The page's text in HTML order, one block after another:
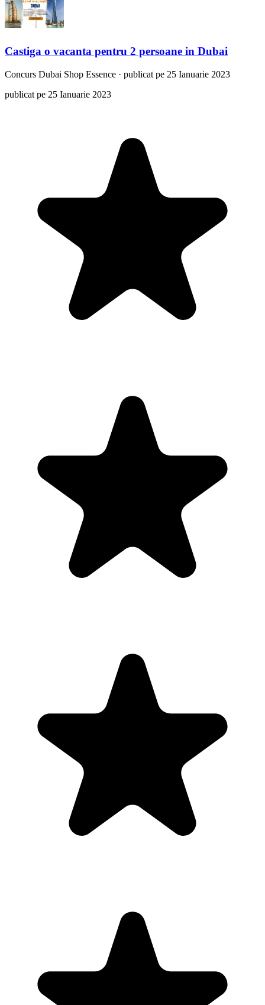
Castiga o vacanta pentru 2 persoane in Dubai
Concurs Dubai Shop Essence · publicat pe 25 Ianuarie 2023
publicat pe 25 Ianuarie 2023